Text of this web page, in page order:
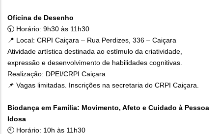
Oficina de Desenho
🕤 Horário: 9h30 às 11h30
📍 Local: CRPI Caiçara – Rua Perdizes, 336 – Caiçara
Atividade artística destinada ao estímulo da criatividade,
expressão e desenvolvimento de habilidades cognitivas.
Realização: DPEI/CRPI Caiçara
📌 Vagas limitadas. Inscrições na secretaria do CRPI Caiçara.
Biodança em Família: Movimento, Afeto e Cuidado à Pessoa
Idosa
🕙 Horário: 10h às 11h30